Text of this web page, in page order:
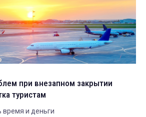
при внезапном закрытии
туристам
время и деньги